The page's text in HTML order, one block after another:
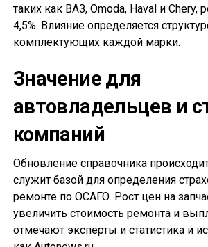
таких как ВАЗ, Omoda, Haval и Chery,
4,5%. Влияние определяется
комплектующих каждой марки.
Значение для
автовладельцев и
компаний
Обновление справочника
служит базой для определения
ремонте по ОСАГО. Рост цен на
увеличить стоимость ремонта и
отмечают эксперты и статистика и